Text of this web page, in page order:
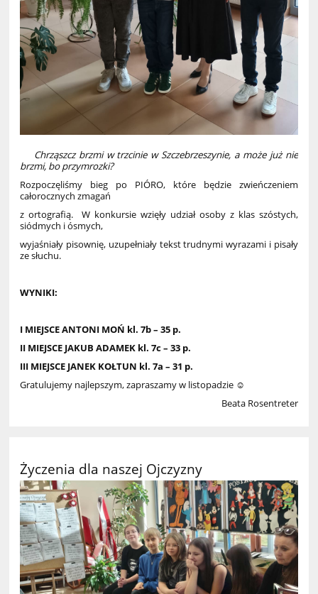
Chrząszcz brzmi w trzcinie w Szczebrzeszynie, a może już nie
brzmi, bo przymrozki?
Rozpoczęliśmy bieg po PIÓRO, które będzie zwieńczeniem
całorocznych zmagań
z ortografią.
W konkursie wzięły udział osoby z klas szóstych,
siódmych i ósmych,
wyjaśniały pisownię, uzupełniały tekst trudnymi wyrazami i pisały
ze słuchu.
WYNIKI:
I MIEJSCEANTONI MOŃ kl. 7b – 35 p.
II MIEJSCE JAKUB ADAMEK kl. 7c – 33 p.
III MIEJSCE JANEK KOŁTUN kl. 7a – 31 p.
Gratulujemy najlepszym, zapraszamy w listopadzie ☺
Beata Rosentreter
Życzenia dla naszej Ojczyzny